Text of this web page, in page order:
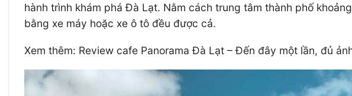
hành trình khám phá Đà Lạt. Nằm cách trung tâm thành phố
bằng xe máy hoặc xe ô tô đều được cả.
Xem thêm: Review cafe Panorama Đà Lạt – Đến đây một lần, đủ